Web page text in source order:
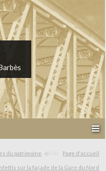
du patrimoine Page d'accueil
sur la façade de la Gare du Nord